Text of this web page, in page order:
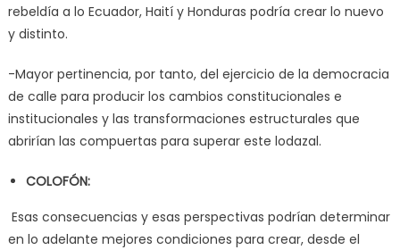
rebeldía a lo Ecuador, Haití y Honduras podría crear lo nuevo
y distinto.
-Mayor pertinencia, por tanto, del ejercicio de la democracia
de calle para producir los cambios constitucionales e
institucionales y las transformaciones estructurales que
abrirían las compuertas para superar este lodazal.
COLOFÓN:
Esas consecuencias y esas perspectivas podrían determinar
en lo adelante mejores condiciones para crear, desde el